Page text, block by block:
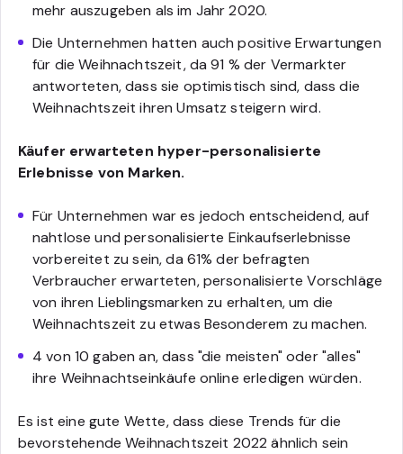
mehr auszugeben als im Jahr 2020.
Die Unternehmen hatten auch positive Erwartungen
für die Weihnachtszeit, da 91 % der Vermarkter
antworteten, dass sie optimistisch sind, dass die
Weihnachtszeit ihren Umsatz steigern wird.
Käufer erwarteten hyper-personalisierte
Erlebnisse von Marken.
Für Unternehmen war es jedoch entscheidend, auf
nahtlose und personalisierte Einkaufserlebnisse
vorbereitet zu sein, da 61% der befragten
Verbraucher erwarteten, personalisierte Vorschläge
von ihren Lieblingsmarken zu erhalten, um die
Weihnachtszeit zu etwas Besonderem zu machen.
4 von 10 gaben an, dass "die meisten" oder "alles"
ihre Weihnachtseinkäufe online erledigen würden.
Es ist eine gute Wette, dass diese Trends für die
bevorstehende Weihnachtszeit 2022 ähnlich sein